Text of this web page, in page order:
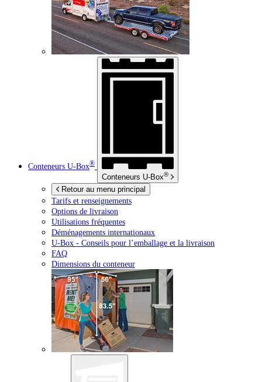
Conteneurs U-Box®
Conteneurs U-Box®
Retour au menu principal
Tarifs et renseignements
Options de livraison
Utilisations fréquentes
Déménagements internationaux
U-Box - Conseils pour l’emballage et la livraison
FAQ
Dimensions du conteneur